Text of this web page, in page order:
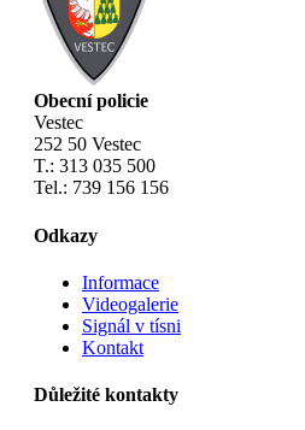
Obecní policie
Vestec
252 50 Vestec
T.: 313 035 500
Tel.: 739 156 156
Odkazy
Informace
Videogalerie
Signál v tísni
Kontakt
Důležité kontakty